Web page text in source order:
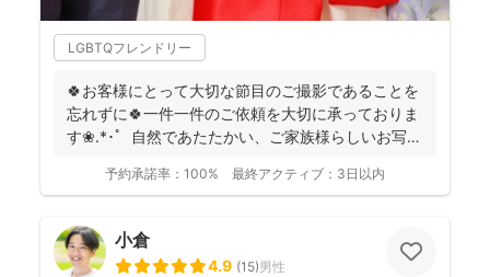
LGBTQフレンドリー
🍀お客様にとって大切な節目のご撮影であることを
忘れずに🍀一件一件のご依頼を大切に承っておりま
す❀.*･ﾟ 自然であたたかい、ご家族様らしいお写真
予約承諾率： 100% 最終アクティブ： 3日以内
小倉
4.9 (15)男性